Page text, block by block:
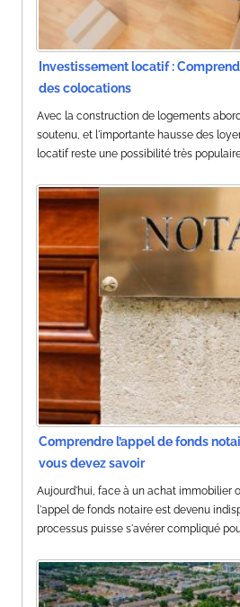
Investissement locatif :
des colocations
Avec la construction de logements
soutenu, et l'importante hausse des
locatif reste une possibilité très
Comprendre l’appel de fonds
vous devez savoir
Aujourd'hui, face à un achat immobilier
l'appel de fonds notaire est devenu
processus puisse s'avérer compliqué